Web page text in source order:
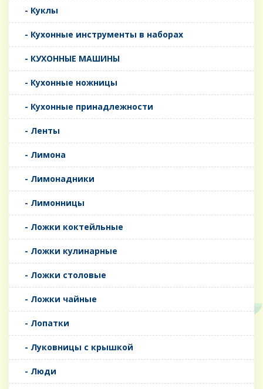
- Куклы
- Кухонные инструменты в наборах
- КУХОННЫЕ МАШИНЫ
- Кухонные ножницы
- Кухонные принадлежности
- Ленты
- Лимона
- Лимонадники
- Лимонницы
- Ложки коктейльные
- Ложки кулинарные
- Ложки столовые
- Ложки чайные
- Лопатки
- Луковницы с крышкой
- Люди